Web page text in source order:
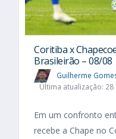
Coritiba x
Brasileirão – 08/08
Guilherme
Última atualização:
Em um confronto
recebe a Chape no